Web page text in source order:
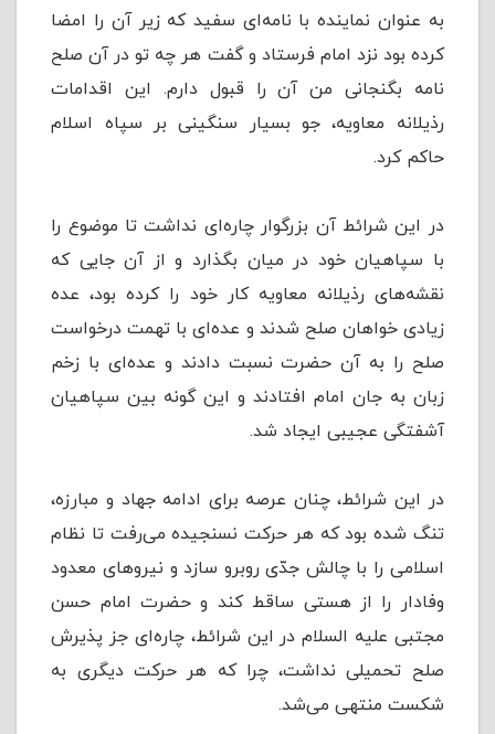
به عنوان نماینده با نامه‌ای سفید که زیر آن را امضا
کرده بود نزد امام فرستاد و گفت هر چه تو در آن صلح
نامه بگنجانی من آن را قبول دارم. این اقدامات
رذیلانه معاویه، جو بسیار سنگینی بر سپاه اسلام
حاکم کرد.
در این شرائط آن بزرگوار چاره‌ای نداشت تا موضوع را
با سپاهیان خود در میان بگذارد و از آن جایی که
نقشه‌های رذیلانه معاویه کار خود را کرده بود، عده
زیادی خواهان صلح شدند و عده‌ای با تهمت درخواست
صلح را به آن حضرت نسبت دادند و عده‌ای با زخم
زبان به جان امام افتادند و این گونه بین سپاهیان
آشفتگی عجیبی ایجاد شد.
در این شرائط، چنان عرصه برای ادامه جهاد و مبارزه،
تنگ شده بود که هر حرکت نسنجیده می‌رفت تا نظام
اسلامی را با چالش جدّی روبرو سازد و نیروهای معدود
وفادار را از هستی ساقط کند و حضرت امام حسن
مجتبی علیه السلام در این شرائط، چاره‌ای جز پذیرش
صلح تحمیلی نداشت، چرا که هر حرکت دیگری به
شکست منتهی می‌شد.